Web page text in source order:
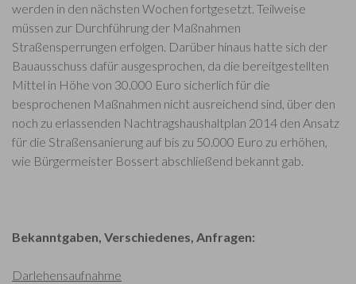
werden in den nächsten Wochen fortgesetzt. Teilweise
müssen zur Durchführung der Maßnahmen
Straßensperrungen erfolgen. Darüber hinaus hatte sich der
Bauausschuss dafür ausgesprochen, da die bereitgestellten
Mittel in Höhe von 30.000 Euro sicherlich für die
besprochenen Maßnahmen nicht ausreichend sind, über den
noch zu erlassenden Nachtragshaushaltplan 2014 den Ansatz
für die Straßensanierung auf bis zu 50.000 Euro zu erhöhen,
wie Bürgermeister Bossert abschließend bekannt gab.
Bekanntgaben, Verschiedenes, Anfragen:
Darlehensaufnahme